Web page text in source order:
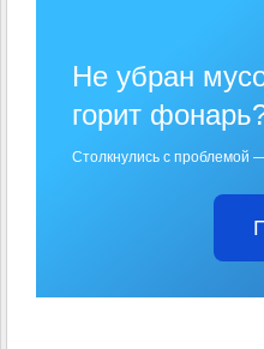
Не убран
горит
Столкнулись с проблемой